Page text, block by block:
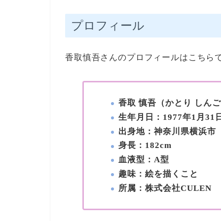
プロフィール
香取慎吾さんのプロフィールはこちら
香取 慎吾（かとり しんご
生年月日：1977年1月31日
出身地：神奈川県横浜市
身長：182cm
血液型：A型
趣味：絵を描くこと
所属：株式会社CULEN